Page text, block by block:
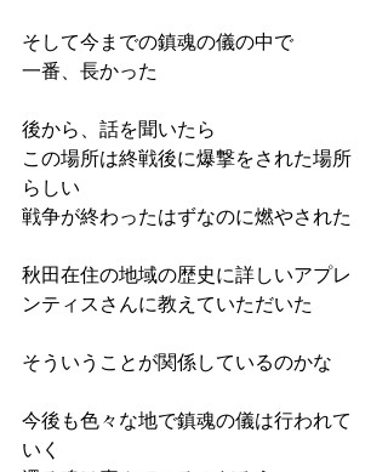
そして今までの鎮魂の儀の中で
一番、長かった
後から、話を聞いたら
この場所は終戦後に爆撃をされた場所
らしい
戦争が終わったはずなのに燃やされた
秋田在住の地域の歴史に詳しいアプレ
ンティスさんに教えていただいた
そういうことが関係しているのかな
今後も色々な地で鎮魂の儀は行われて
いく